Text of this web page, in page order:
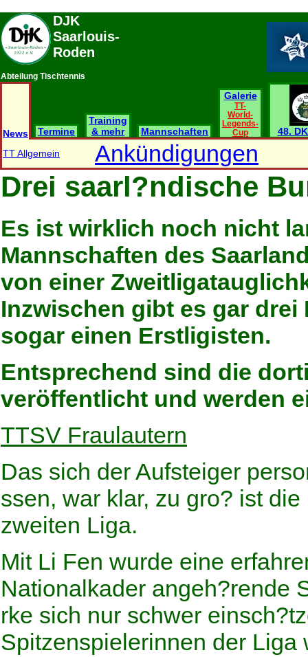
DJK
Saarlouis-
Roden
Abteilung Tischtennis
News Termine
Training
& mehr
Mannschaften
Galerie
TT-
World-
Legends-
Cup
48.
TT Allgemein
Ankündigungen
Drei saarl?ndische
Es ist wirklich noch nicht
Mannschaften des
von einer
Inzwischen gibt es gar
sogar einen Erstligisten.
Entsprechend sind die
veröffentlicht und werden
TTSV Fraulautern
Das sich der Aufsteiger
ssen, war klar, zu gro? ist
zweiten Liga.
Mit Li Fen wurde eine
Nationalkader angeh?rende
rke sich nur schwer
Spitzenspielerinnen der